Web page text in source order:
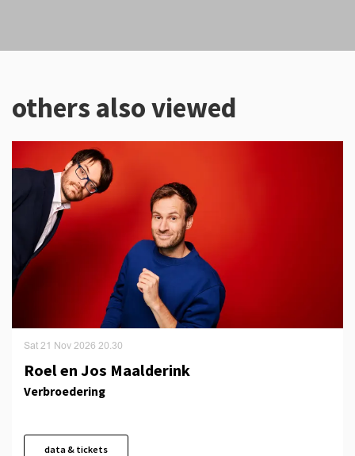
others also viewed
Roel en Jos Maalderink
Verbroedering
Sat 21 Nov 2026 20.30
data & tickets